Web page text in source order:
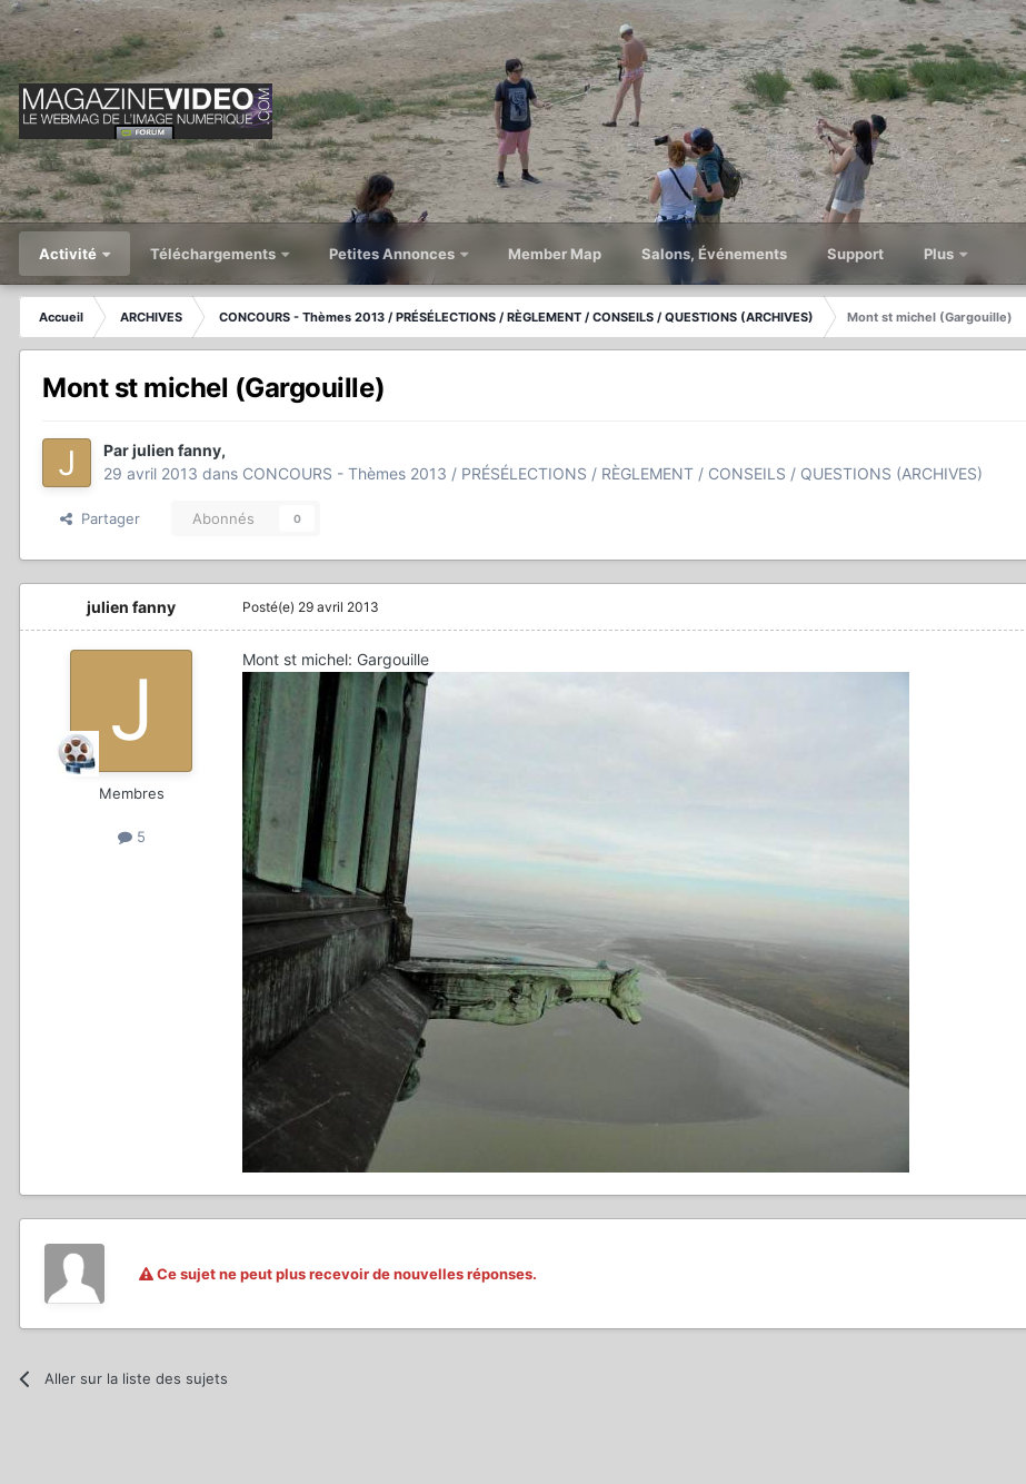
Activité Téléchargements Petites Annonces Member Map Salons, Événements Support Plus
Accueil ARCHIVES CONCOURS - Thèmes 2013 / PRÉSÉLECTIONS / RÈGLEMENT / CONSEILS / QUESTIONS (ARCHIVES) Mont st michel (Gargouille)
Mont st michel (Gargouille)
Parjulien fanny,
29 avril 2013 dans CONCOURS - Thèmes 2013 / PRÉSÉLECTIONS / RÈGLEMENT / CONSEILS / QUESTIONS (ARCHIVES)
Partager Abonnés 0
julien fanny
Membres
5
Posté(e) 29 avril 2013
Mont st michel: Gargouille
Ce sujet ne peut plus recevoir de nouvelles réponses.
Aller sur la liste des sujets